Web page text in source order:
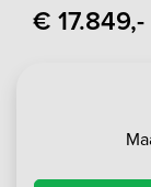
€ 17.849,-